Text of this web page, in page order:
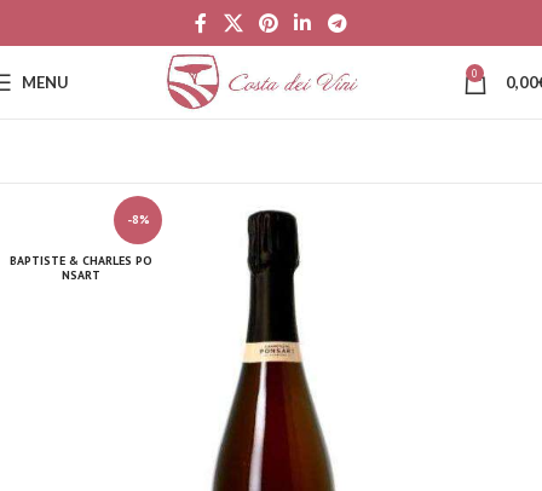
MENU 0 0,00
-8%
BAPTISTE & CHARLES PO
NSART